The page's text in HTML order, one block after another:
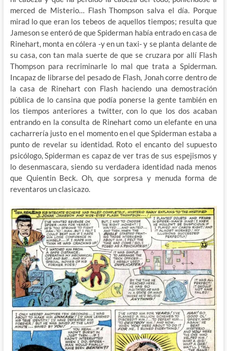
merced de Misterio… Flash Thompson salva el día. Porque
mirad lo que eran los tebeos de aquellos tiempos; resulta que
Jameson se enteró de que Spiderman había entrado en casa de
Rinehart, monta en cólera -y en un taxi- y se planta delante de
su casa, con tan mala suerte de que se cruzara por allí Flash
Thompson para recriminarle lo mal que trata a Spiderman.
Incapaz de librarse del pesado de Flash, Jonah corre dentro de
la casa de Rinehart con Flash haciendo una demostración
pública de lo cansina que podía ponerse la gente también en
los tiempos anteriores a twitter, con lo que los dos acaban
entrando en la consulta de Rinehart como un elefante en una
cacharrería justo en el momento en el que Spiderman estaba a
punto de revelar su identidad. Roto el encanto del supuesto
psicólogo, Spiderman es capaz de ver tras de sus espejismos y
lo desenmascara, siendo su verdadera identidad nada menos
que Quientin Beck. Oh, que sorpresa y menuda forma de
reventaros un clasicazo.